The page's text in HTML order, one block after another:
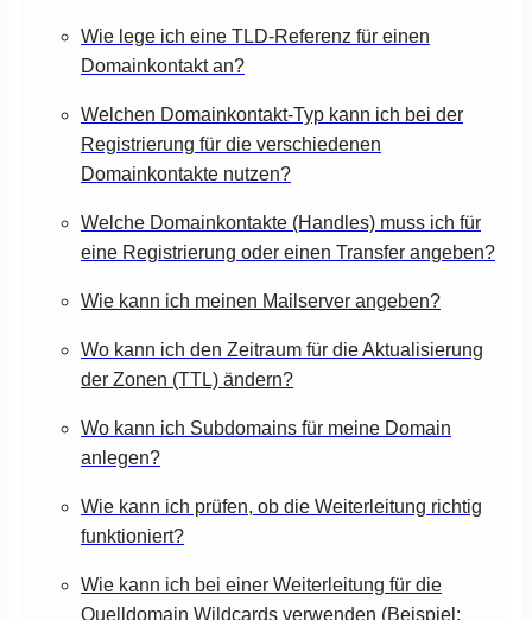
Wie lege ich eine TLD-Referenz für einen
Domainkontakt an?
Welchen Domainkontakt-Typ kann ich bei der
Registrierung für die verschiedenen
Domainkontakte nutzen?
Welche Domainkontakte (Handles) muss ich für
eine Registrierung oder einen Transfer angeben?
Wie kann ich meinen Mailserver angeben?
Wo kann ich den Zeitraum für die Aktualisierung
der Zonen (TTL) ändern?
Wo kann ich Subdomains für meine Domain
anlegen?
Wie kann ich prüfen, ob die Weiterleitung richtig
funktioniert?
Wie kann ich bei einer Weiterleitung für die
Quelldomain Wildcards verwenden (Beispiel: